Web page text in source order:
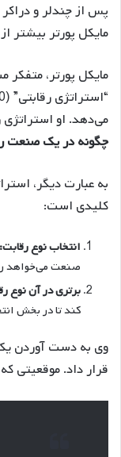
پس از چندلر و دراکر
مایکل پورتر بیشتر
مایکل پورتر، متفکر
می‌دهد. او استراتژی
چگونه در یک صنعت
به عبارت دیگر،
کلیدی است:
انتخاب نوع رقابت:
صنعت می‌خواهد
برتری در آن نوع
کند تا در بخش
وی به دست آوردن یک
قرار داد. موقعیتی